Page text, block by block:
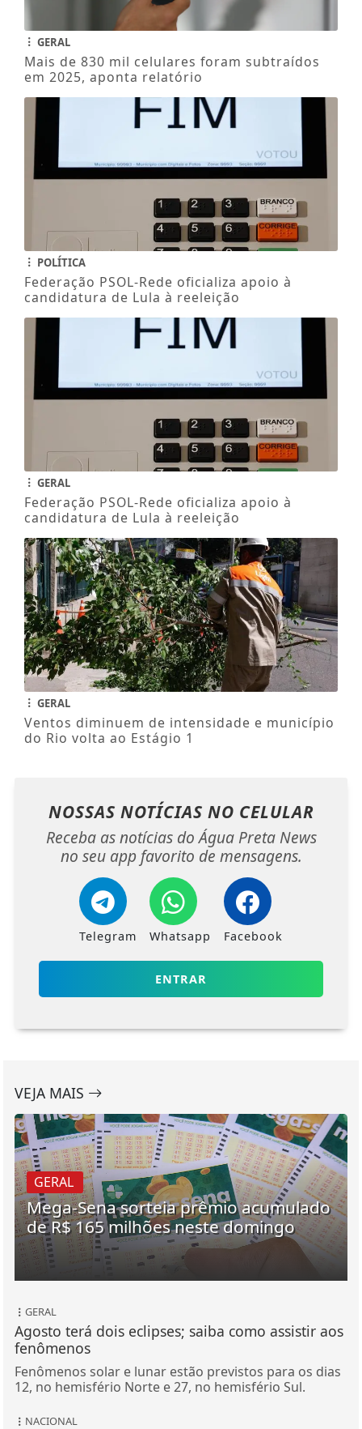
GERAL
Mais de 830 mil celulares foram subtraídos
em 2025, aponta relatório
POLÍTICA
Federação PSOL-Rede oficializa apoio à
candidatura de Lula à reeleição
GERAL
Federação PSOL-Rede oficializa apoio à
candidatura de Lula à reeleição
GERAL
Ventos diminuem de intensidade e município
do Rio volta ao Estágio 1
NOSSAS NOTÍCIAS NO CELULAR
Receba as notícias do Água Preta News
no seu app favorito de mensagens.
Telegram Whatsapp Facebook
ENTRAR
VEJA MAIS
GERAL
Mega-Sena sorteia prêmio acumulado
de R$ 165 milhões neste domingo
GERAL
Agosto terá dois eclipses; saiba como assistir aos
fenômenos
Fenômenos solar e lunar estão previstos para os dias
12, no hemisfério Norte e 27, no hemisfério Sul.
NACIONAL